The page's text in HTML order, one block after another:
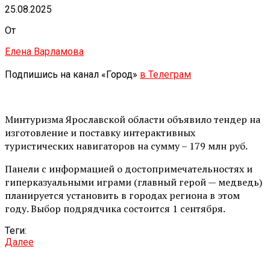
25.08.2025
От
Елена Варламова
Подпишись на канал «Город» в Телеграм
Минтуризма Ярославской области объявило тендер на
изготовление и поставку интерактивных
туристических навигаторов на сумму – 179 млн руб.
Панели с информацией о достопримечательностях и
гиперказуальными играми (главный герой — медведь)
планируется установить в городах региона в этом
году. Выбор подрядчика состоится 1 сентября.
Теги:
Далее